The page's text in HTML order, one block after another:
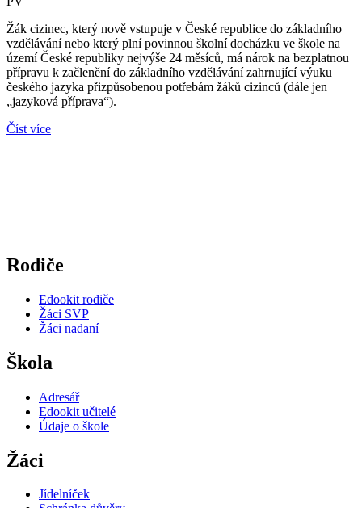
Žák cizinec, který nově vstupuje v České republice do základního
vzdělávání nebo který plní povinnou školní docházku ve škole na
území České republiky nejvýše 24 měsíců, má nárok na bezplatnou
přípravu k začlenění do základního vzdělávání zahrnující výuku
českého jazyka přizpůsobenou potřebám žáků cizinců (dále jen
„jazyková příprava“).
Číst více
Rodiče
Edookit rodiče
Žáci SVP
Žáci nadaní
Škola
Adresář
Edookit učitelé
Údaje o škole
Žáci
Jídelníček